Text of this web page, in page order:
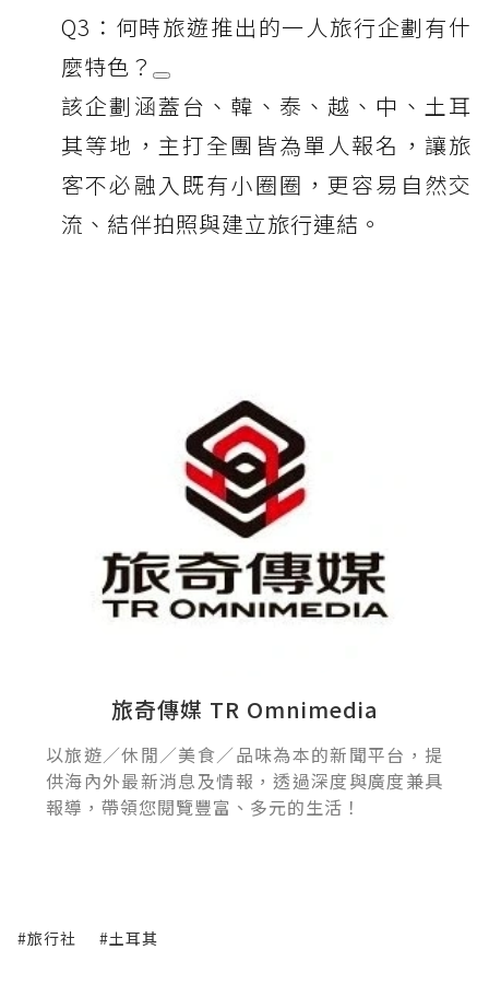
Q3：何時旅遊推出的一人旅行企劃有什
麼特色？
該企劃涵蓋台、韓、泰、越、中、土耳
其等地，主打全團皆為單人報名，讓旅
客不必融入既有小圈圈，更容易自然交
流、結伴拍照與建立旅行連結。
旅奇傳媒 TR Omnimedia
以旅遊／休閒／美食／品味為本的新聞平台，提
供海內外最新消息及情報，透過深度與廣度兼具
報導，帶領您閱覽豐富、多元的生活！
#旅行社 #土耳其